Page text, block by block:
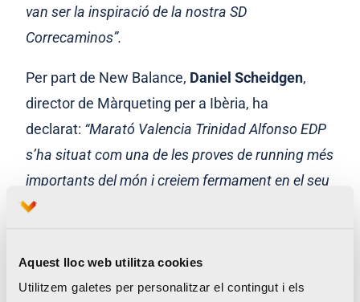
Aquest lloc web utilitza cookies
Utilitzem galetes per personalitzar el contingut i els
van ser la inspiració de la nostra SD
Correcaminos”.
Per part de New Balance, Daniel Scheidgen,
director de Màrqueting per a Ibèria, ha
declarat: “Marató Valencia Trinidad Alfonso EDP
s’ha situat com una de les proves de running més
importants del món i creiem fermament en el seu
enorme potencial de creixement. Estem desitjant
perquè estem convençuts de l’alt valor d’esta
aliança estratègica. Els valors que regixen les